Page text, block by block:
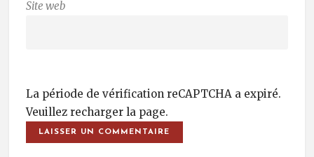
Site web
La période de vérification reCAPTCHA a expiré.
Veuillez recharger la page.